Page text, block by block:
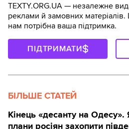
TEXTY.ORG.UA — незалежне
реклами й замовних
нам потрібна ваша підтримка.
ПІДТРИМАТИ
БІЛЬШЕ СТАТЕЙ
Кінець «десанту на Одесу».
плани росіян захопити